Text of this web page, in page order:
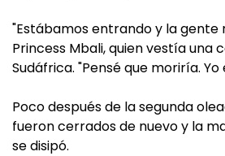
"Estábamos entrando y la gente
Princess Mbali, quien vestía una
Sudáfrica. "Pensé que moriría.
Poco después de la segunda
fueron cerrados de nuevo y la
se disipó.